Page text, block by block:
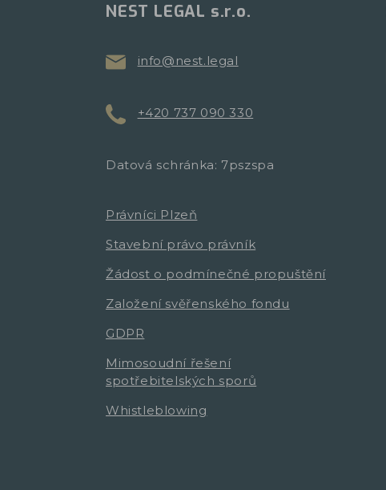
NEST LEGAL s.r.o.
info@nest.legal
+420 737 090 330
Datová schránka: 7pszspa
Právníci Plzeň
Stavební právo právník
Žádost o podmínečné propuštění
Založení svěřenského fondu
GDPR
Mimosoudní řešení
spotřebitelských sporů
Whistleblowing